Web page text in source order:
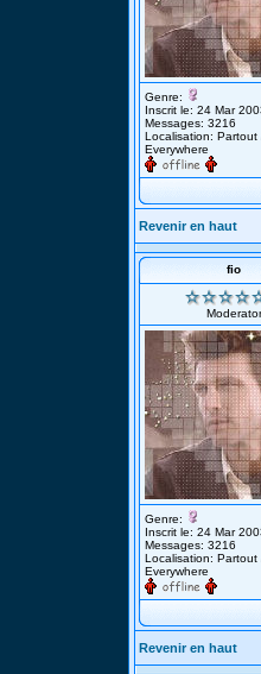
Genre:
Inscrit le: 24 Mar
Messages: 3216
Localisation: Partout
Everywhere
Revenir en haut
fio
Moderator
Genre:
Inscrit le: 24 Mar
Messages: 3216
Localisation: Partout
Everywhere
Revenir en haut